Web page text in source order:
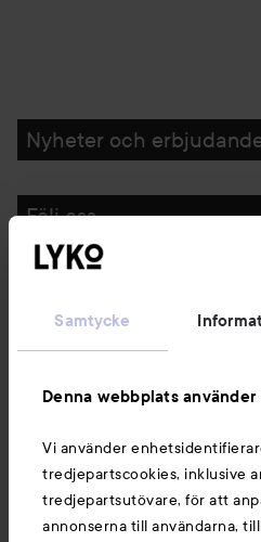
Samtycke
Denna webbplats
Vi använder
tredjepartscookies, inklusive
tredjepartsutövare, för att
annonserna till användarna,
Nyheter och
Följ oss
Du kanske också gillar